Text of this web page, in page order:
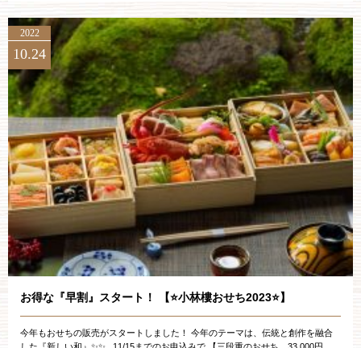
2022
10.24
お得な『早割』スタート！ 【⭐️小林樓おせち2023⭐️】
今年もおせちの販売がスタートしました！ 今年のテーマは、伝統と創作を融合